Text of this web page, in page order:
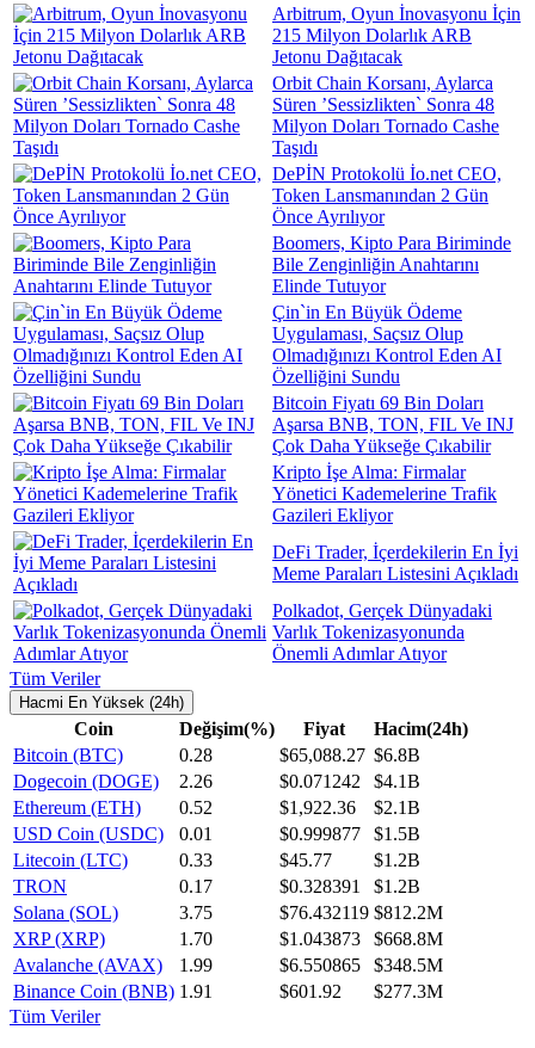
Arbitrum, Oyun İnovasyonu İçin
215 Milyon Dolarlık ARB
Jetonu Dağıtacak
Orbit Chain Korsanı, Aylarca
Süren ’Sessizlikten` Sonra 48
Milyon Doları Tornado Cashe
Taşıdı
DePİN Protokolü İo.net CEO,
Token Lansmanından 2 Gün
Önce Ayrılıyor
Boomers, Kipto Para Biriminde
Bile Zenginliğin Anahtarını
Elinde Tutuyor
Çin`in En Büyük Ödeme
Uygulaması, Saçsız Olup
Olmadığınızı Kontrol Eden AI
Özelliğini Sundu
Bitcoin Fiyatı 69 Bin Doları
Aşarsa BNB, TON, FIL Ve INJ
Çok Daha Yükseğe Çıkabilir
Kripto İşe Alma: Firmalar
Yönetici Kademelerine Trafik
Gazileri Ekliyor
DeFi Trader, İçerdekilerin En İyi
Meme Paraları Listesini Açıkladı
Polkadot, Gerçek Dünyadaki
Varlık Tokenizasyonunda
Önemli Adımlar Atıyor
Tüm Veriler
Hacmi En Yüksek (24h)
Coin Değişim(%) Fiyat
Hacim(24h)
Bitcoin (BTC)
0.28 $65,088.27 $6.8B
Dogecoin (DOGE)
2.26 $0.071242
$4.1B
Ethereum (ETH)
0.52 $1,922.36
$2.1B
USD Coin (USDC)
0.01 $0.999877
$1.5B
Litecoin (LTC)
0.33 $45.77
$1.2B
TRON
0.17 $0.328391
$1.2B
Solana (SOL)
3.75 $76.432119 $812.2M
XRP (XRP)
1.70 $1.043873
$668.8M
Avalanche (AVAX)
1.99 $6.550865
$348.5M
Binance Coin (BNB) 1.91 $601.92
$277.3M
Tüm Veriler